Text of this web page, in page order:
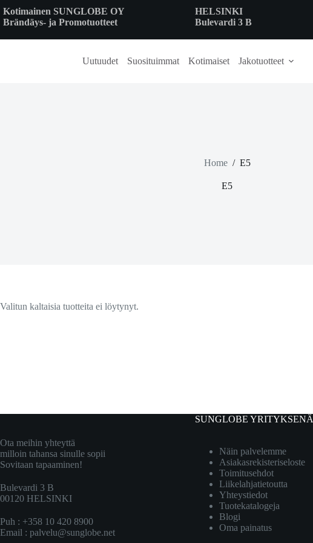
to
content
Kotimainen SUNGLOBE OY
Brändäys- ja Promotuotteet
HELSINKI
Bulevardi 3 B
Uutuudet Suosituimmat Kotimaiset Jakotuotteet
Home / E5
E5
Valitun kaltaisia tuotteita ei löytynyt.
Ota meihin yhteyttä
milloin tahansa sinulle sopii
Sovitaan tapaaminen!
Bulevardi 3 B
00120 HELSINKI
Puh : +358 10 420 8900
Email : palvelu@sunglobe.net
SUNGLOBE YRITYKSENÄ
Näin palvelemme
Asiakasrekisteriseloste
Toimitusehdot
Liikelahjatietoutta
Yhteystiedot
Tuotekatalogeja
Blogi
Oma painatus